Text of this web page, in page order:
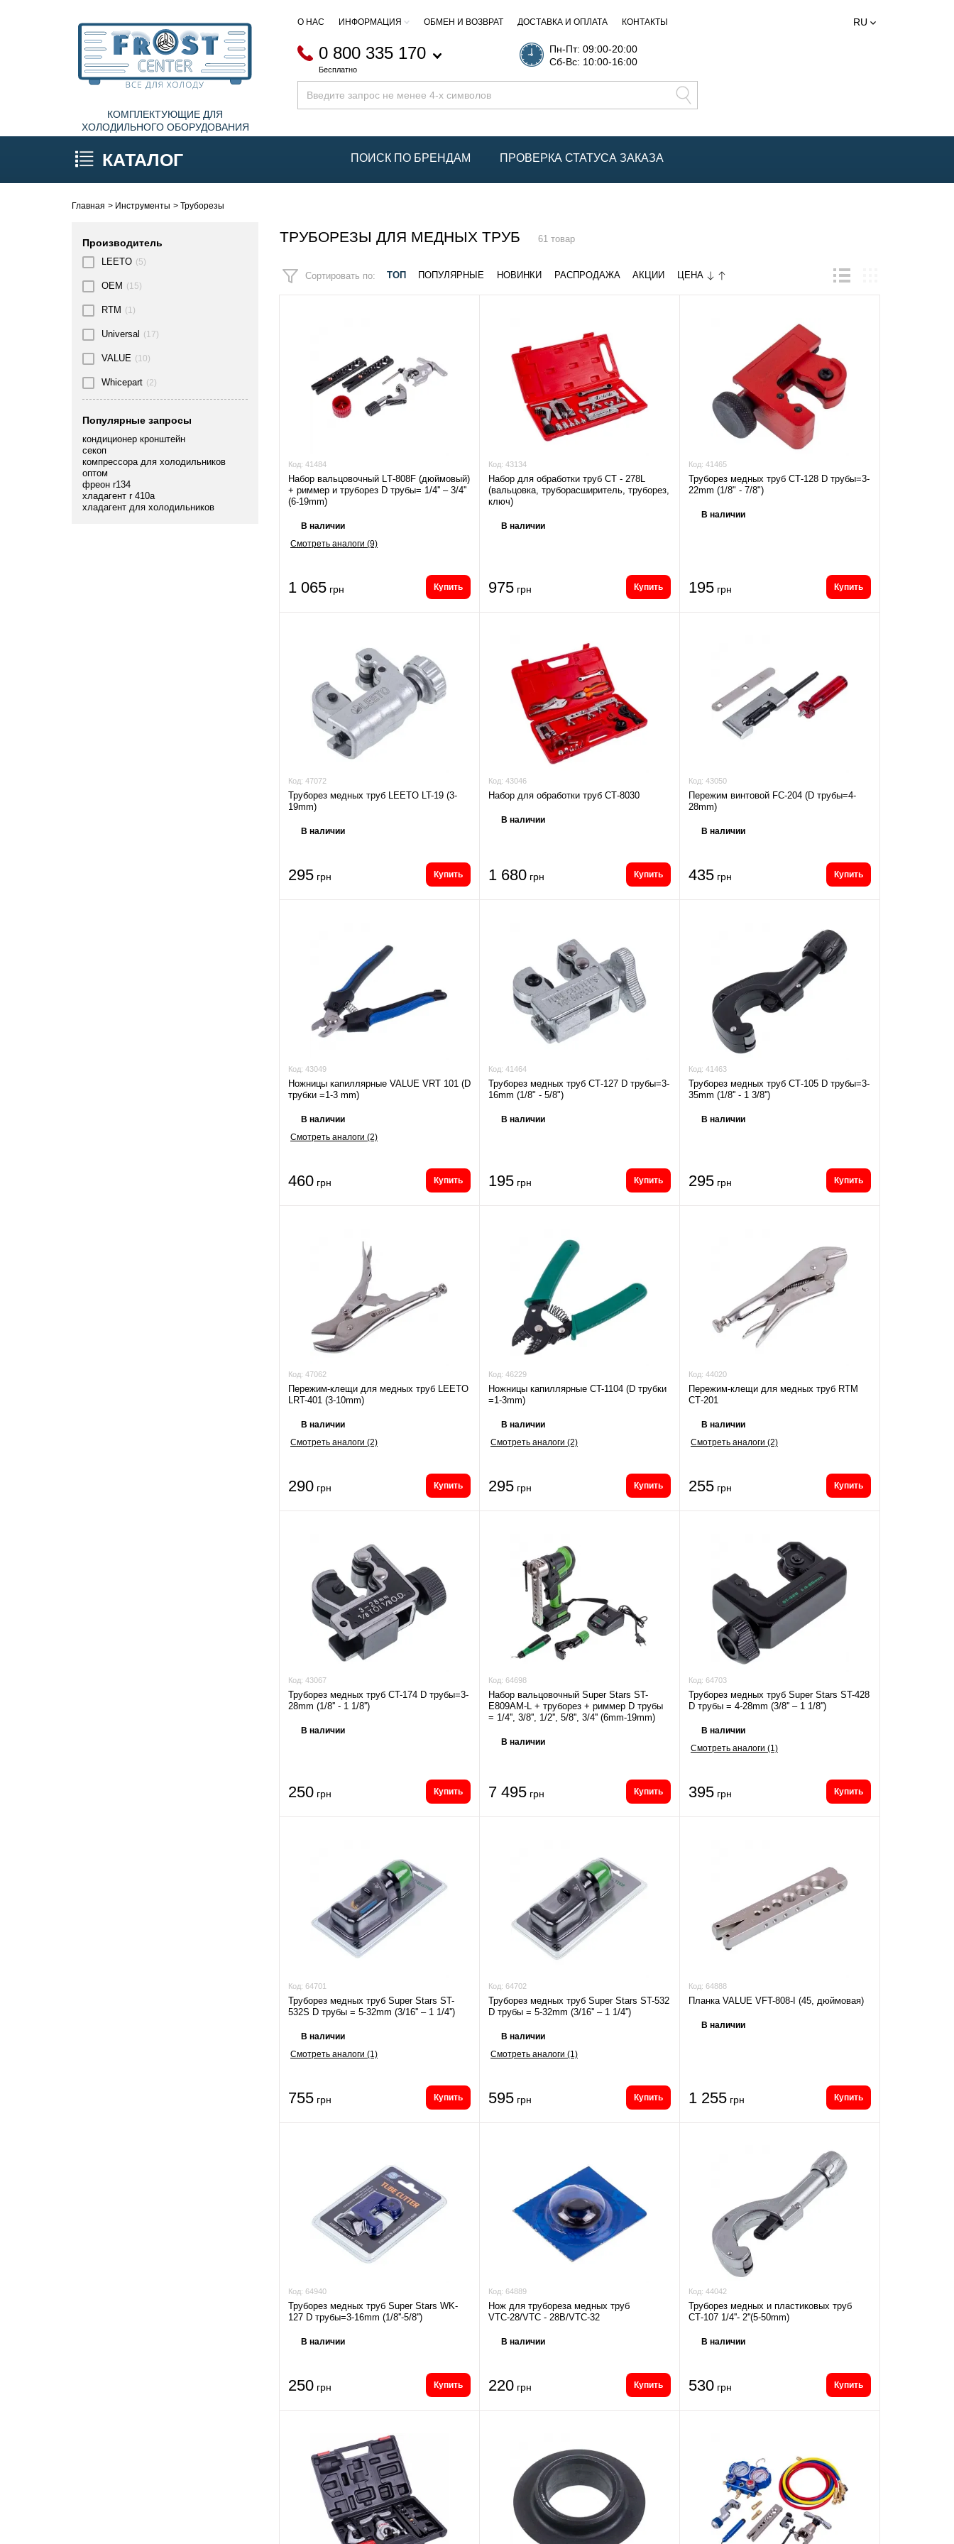
КОМПЛЕКТУЮЩИЕ ДЛЯ
ХОЛОДИЛЬНОГО ОБОРУДОВАНИЯ
О НАС ИНФОРМАЦИЯ ОБМЕН И ВОЗВРАТ ДОСТАВКА И ОПЛАТА КОНТАКТЫ
0 800 335 170
Бесплатно
Пн-Пт: 09:00-20:00
Сб-Вс: 10:00-16:00
RU
КАТАЛОГ ПОИСК ПО БРЕНДАМ ПРОВЕРКА СТАТУСА ЗАКАЗА
Главная Инструменты Труборезы
Производитель
LEETO (5)
OEM (15)
RTM (1)
Universal (17)
VALUE (10)
Whicepart (2)
Популярные запросы
кондиционер кронштейн
секоп
компрессора для холодильников
оптом
фреон r134
хладагент r 410а
хладагент для холодильников
ТРУБОРЕЗЫ ДЛЯ МЕДНЫХ ТРУБ 61 товар
Сортировать по: ТОП ПОПУЛЯРНЫЕ НОВИНКИ РАСПРОДАЖА АКЦИИ ЦЕНА
Код: 41484
Набор вальцовочный LТ-808F (дюймовый)
+ риммер и труборез D трубы= 1/4'' – 3/4''
(6-19mm)
В наличии
Смотреть аналоги (9)
1 065 грн Купить
Код: 43134
Набор для обработки труб СТ - 278L
(вальцовка, труборасширитель, труборез,
ключ)
В наличии
975 грн Купить
Код: 41465
Труборез медных труб СТ-128 D трубы=3-
22mm (1/8" - 7/8")
В наличии
195 грн Купить
Код: 47072
Труборез медных труб LEETO LT-19 (3-
19mm)
В наличии
295 грн Купить
Код: 43046
Набор для обработки труб СТ-8030
В наличии
1 680 грн Купить
Код: 43050
Пережим винтовой FC-204 (D трубы=4-
28mm)
В наличии
435 грн Купить
Код: 43049
Ножницы капиллярные VALUE VRT 101 (D
трубки =1-3 mm)
В наличии
Смотреть аналоги (2)
460 грн Купить
Код: 41464
Труборез медных труб СТ-127 D трубы=3-
16mm (1/8" - 5/8")
В наличии
195 грн Купить
Код: 41463
Труборез медных труб СТ-105 D трубы=3-
35mm (1/8'' - 1 3/8'')
В наличии
295 грн Купить
Код: 47062
Пережим-клещи для медных труб LEETO
LRT-401 (3-10mm)
В наличии
Смотреть аналоги (2)
290 грн Купить
Код: 46229
Ножницы капиллярные CT-1104 (D трубки
=1-3mm)
В наличии
Смотреть аналоги (2)
295 грн Купить
Код: 44020
Пережим-клещи для медных труб RTM
СТ-201
В наличии
Смотреть аналоги (2)
255 грн Купить
Код: 43067
Труборез медных труб CT-174 D трубы=3-
28mm (1/8'' - 1 1/8'')
В наличии
250 грн Купить
Код: 64698
Набор вальцовочный Super Stars ST-
E809AM-L + труборез + риммер D трубы
= 1/4'', 3/8'', 1/2'', 5/8'', 3/4'' (6mm-19mm)
В наличии
7 495 грн Купить
Код: 64703
Труборез медных труб Super Stars ST-428
D трубы = 4-28mm (3/8'' – 1 1/8'')
В наличии
Смотреть аналоги (1)
395 грн Купить
Код: 64701
Труборез медных труб Super Stars ST-
532S D трубы = 5-32mm (3/16'' – 1 1/4'')
В наличии
Смотреть аналоги (1)
755 грн Купить
Код: 64702
Труборез медных труб Super Stars ST-532
D трубы = 5-32mm (3/16'' – 1 1/4'')
В наличии
Смотреть аналоги (1)
595 грн Купить
Код: 64888
Планка VALUE VFT-808-I (45, дюймовая)
В наличии
1 255 грн Купить
Код: 64940
Труборез медных труб Super Stars WK-
127 D трубы=3-16mm (1/8''-5/8'')
В наличии
250 грн Купить
Код: 64889
Нож для трубореза медных труб
VTС-28/VTC - 28В/VTC-32
В наличии
220 грн Купить
Код: 44042
Труборез медных и пластиковых труб
СТ-107 1/4''- 2''(5-50mm)
В наличии
530 грн Купить